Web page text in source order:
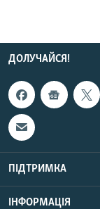
ДОЛУЧАЙСЯ!
ПІДТРИМКА
ІНФОРМАЦІЯ